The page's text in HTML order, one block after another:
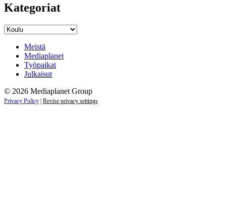
Kategoriat
Kategoriat
Meistä
Mediaplanet
Työpaikat
Julkaisut
© 2026 Mediaplanet Group
Privacy Policy | Revise privacy settings